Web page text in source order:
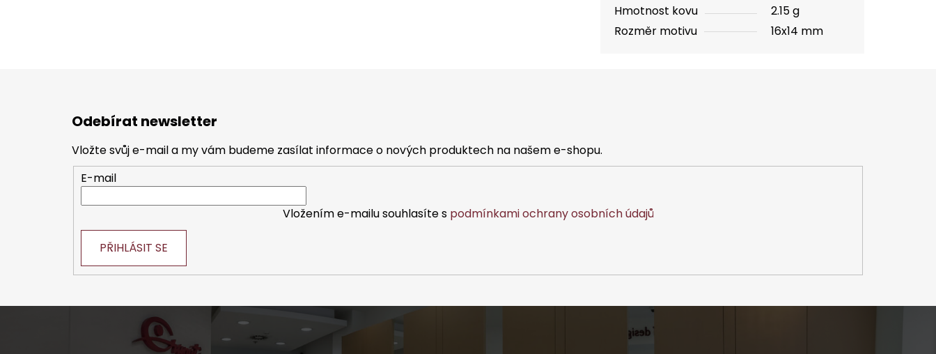
Hmotnost kovu
2.15 g
Rozměr motivu
16x14 mm
Odebírat newsletter
Vložte svůj e-mail a my vám budeme zasílat informace o nových produktech na našem e-shopu.
E-mail
Vložením e-mailu souhlasíte s podmínkami ochrany osobních údajů
PŘIHLÁSIT SE